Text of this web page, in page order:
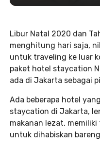
Libur Natal 2020 dan
menghitung hari saja,
untuk traveling ke luar
paket hotel staycation
ada di Jakarta sebagai
Ada beberapa hotel
staycation di Jakarta,
makanan lezat,
untuk dihabiskan